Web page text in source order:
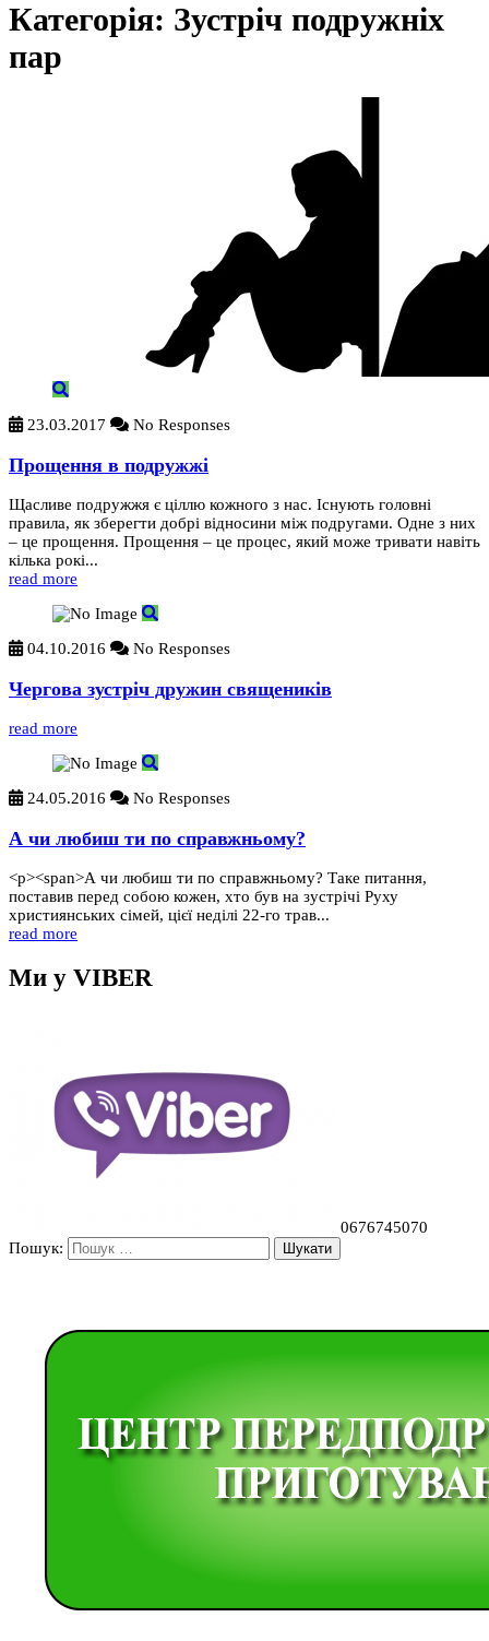
Категорія: Зустріч подружніх
пар
23.03.2017 No Responses
Прощення в подружжі
Щасливе подружжя є ціллю кожного з нас. Існують головні
правила, як зберегти добрі відносини між подругами. Одне з них
– це прощення. Прощення – це процес, який може тривати навіть
кілька рокі...
read more
04.10.2016 No Responses
Чергова зустріч дружин священиків
read more
24.05.2016 No Responses
А чи любиш ти по справжньому?
<p><span>А чи любиш ти по справжньому? Таке питання,
поставив перед собою кожен, хто був на зустрічі Руху
християнських сімей, цієї неділі 22-го трав...
read more
Ми у VIBER
0676745070
Пошук: